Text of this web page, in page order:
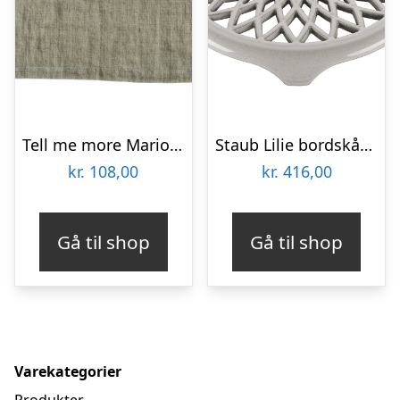
Tell me more Marion bordskåner 50×37 cm, dune
kr. 108,00
Gå til shop
Staub Lilie bordskåner 23 cm, white truffle
kr. 416,00
Gå til shop
Varekategorier